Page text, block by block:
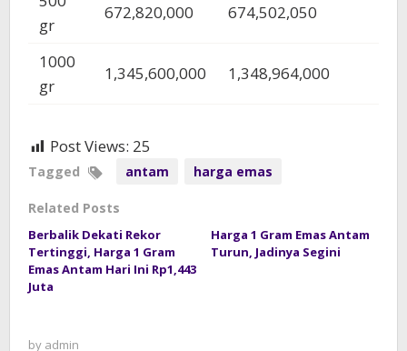
gr
672,820,000 674,502,050
1000
gr
1,345,600,000 1,348,964,000
Post Views: 25
Tagged antam harga emas
Related Posts
Berbalik Dekati Rekor
Tertinggi, Harga 1 Gram
Emas Antam Hari Ini Rp1,443
Juta
Harga 1 Gram Emas Antam
Turun, Jadinya Segini
by admin